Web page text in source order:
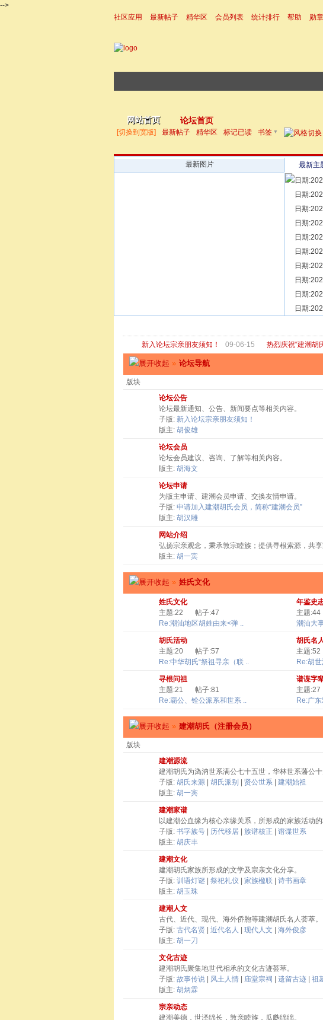
-->
社区应用
最新帖子 精华区 会员列表 统计排行 帮助 勋
网站首页 论坛首页
[切换到宽版] 最新帖子 精华区 标记已读 书签 ▼
最新图片 最新主
日期
[ 宗亲新
日期
[ 族谱知
日期
[ 族谱知
日期
[ 族谱知
日期
[ 散文随
日期
[ 宗亲新
日期
[ 庙堂宗
日期
[ 庙堂宗
日期
[ 庙堂宗
日期
新入论坛宗亲朋友须知！ 09-06-15 热烈庆祝“建潮胡
» 论坛导航
版块
论坛公告
论坛最新通知、公告、新闻要点等相关内容。
子版: 新入论坛宗亲朋友须知！
版主: 胡俊雄
论坛会员
论坛会员建议、咨询、了解等相关内容。
版主: 胡海文
论坛申请
为版主申请、建潮会员申请、交换友情申请。
子版: 申请加入建潮胡氏会员，简称“建潮会员”
版主: 胡汉雕
网站介绍
弘扬宗亲观念，秉承敦宗睦族；提供寻根索源，共享
版主: 胡一宾
» 姓氏文化
姓氏文化
主题:22
帖子:47
Re:潮汕地区胡姓由来<弹 ..
年鉴史
主题:44
潮汕大
胡氏活动
主题:20
帖子:57
Re:中华胡氏“祭祖寻亲（联 ..
胡氏名
主题:52
Re:胡
寻根问祖
主题:21
帖子:81
Re:霸公、铨公派系和世系 ..
谱谍字
主题:27
Re:广
» 建潮胡氏（注册会员）
版块
建潮源流
建潮胡氏为溈汭世系满公七十五世，华林世系藩公
子版: 胡氏来源 胡氏派别 贤公世系
建潮始祖
版主: 胡一宾
建潮家谱
以建潮公血缘为核心亲缘关系，所形成的家族活动的
子版: 书字族号 历代移居 族谱核正
谱谍世系
版主: 胡庆丰
建潮文化
建潮胡氏家族所形成的文学及宗亲文化分享。
子版: 训语灯谜 祭祀礼仪 家族楹联
诗书画章
版主: 胡玉珠
建潮人文
古代、近代、现代、海外侨胞等建潮胡氏名人荟萃。
子版: 古代名贤 近代名人 现代人文
海外俊彦
版主: 胡一刀
文化古迹
建潮胡氏聚集地世代相承的文化古迹荟萃。
子版: 故事传说 风土人情 庙堂宗祠 遗留古迹
祖
版主: 胡炳霖
宗亲动态
建潮美德，世泽绵长，敦亲睦族，瓜瓞绵绵。